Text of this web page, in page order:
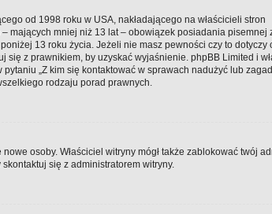
od 1998 roku w USA, nakładającego na właścicieli stron
mających mniej niż 13 lat – obowiązek posiadania pisemnej
13 roku życia. Jeżeli nie masz pewności czy to dotyczy
z prawnikiem, by uzyskać wyjaśnienie. phpBB Limited i
„Z kim się kontaktować w sprawach nadużyć lub
rodzaju porad prawnych.
osoby. Właściciel witryny mógł także zablokować twój
się z administratorem witryny.